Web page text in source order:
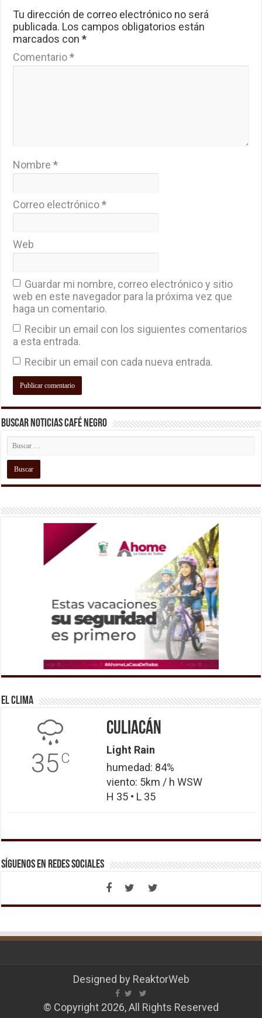
Tu dirección de correo electrónico no será
publicada. Los campos obligatorios están
marcados con*
Comentario*
Nombre*
Correo electrónico*
Web
Guardar mi nombre, correo electrónico y sitio
web en este navegador para la próxima vez que
haga un comentario.
Recibir un email con los siguientes comentarios
a esta entrada.
Recibir un email con cada nueva entrada.
Buscar Noticias Café Negro
El Clima
35C
Culiacán
Light Rain
humedad: 84%
viento: 5km / h WSW
H 35 • L 35
Síguenos en Redes Sociales
Designed by ReaktorWeb
© Copyright 2026, All Rights Reserved